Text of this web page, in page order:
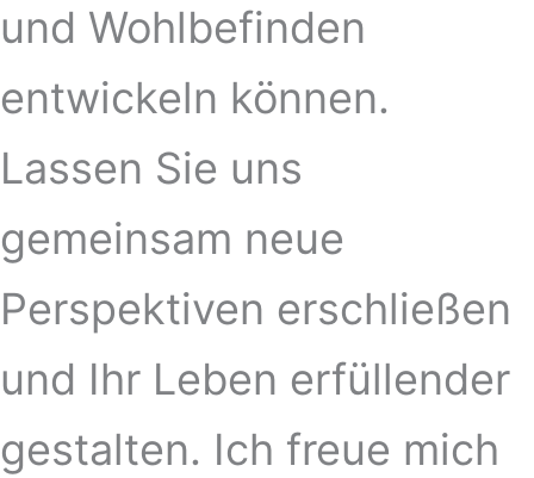
und Wohlbefinden
entwickeln können.
Lassen Sie uns
gemeinsam neue
Perspektiven erschließen
und Ihr Leben erfüllender
gestalten. Ich freue mich